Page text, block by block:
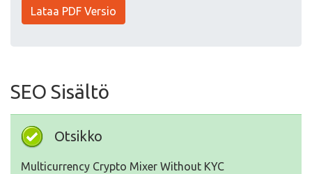
Lataa PDF Versio
SEO Sisältö
Otsikko
Multicurrency Crypto Mixer Without KYC